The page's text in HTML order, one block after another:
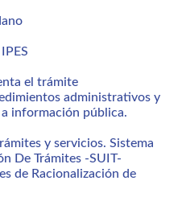
el trámite
administrativos y
información pública.
y servicios. Sistema
De Trámites -SUIT-
de Racionalización de